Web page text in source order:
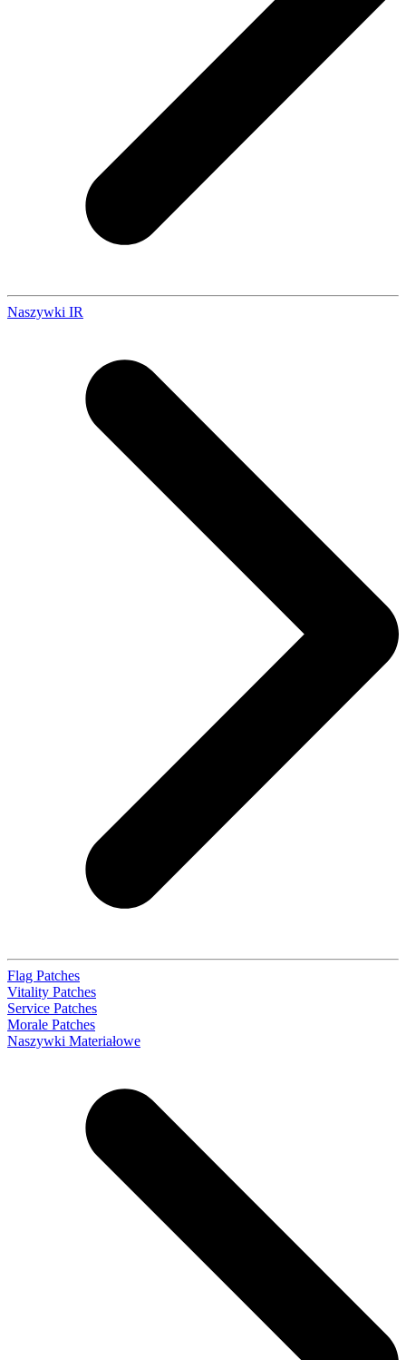
Naszywki IR
Flag Patches
Vitality Patches
Service Patches
Morale Patches
Naszywki Materiałowe